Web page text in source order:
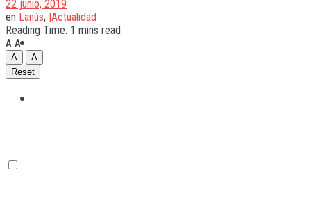
22 junio, 2019
en Lanús, |Actualidad
Reading Time: 1 mins read
A A
A
A
Reset